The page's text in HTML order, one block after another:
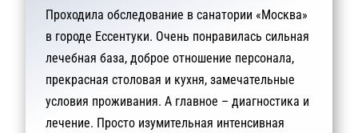
Проходила обследование в санатории «Москва»
в городе Ессентуки. Очень понравилась сильная
лечебная база, доброе отношение персонала,
прекрасная столовая и кухня, замечательные
условия проживания. А главное – диагностика и
лечение. Просто изумительная интенсивная